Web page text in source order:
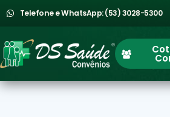
Telefone e WhatsApp: (53) 3028-5300